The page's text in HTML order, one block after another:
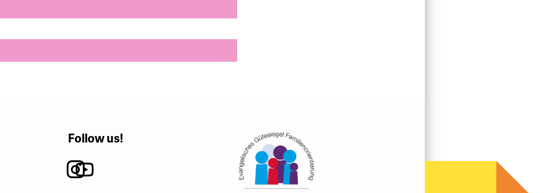
Follow us!
Instagram
Youtube